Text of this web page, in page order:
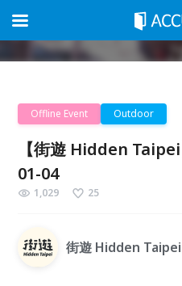
Offline Event Outdoor
【街遊 Hidden
01-04
1,029 25
街遊 Hidden Taipei